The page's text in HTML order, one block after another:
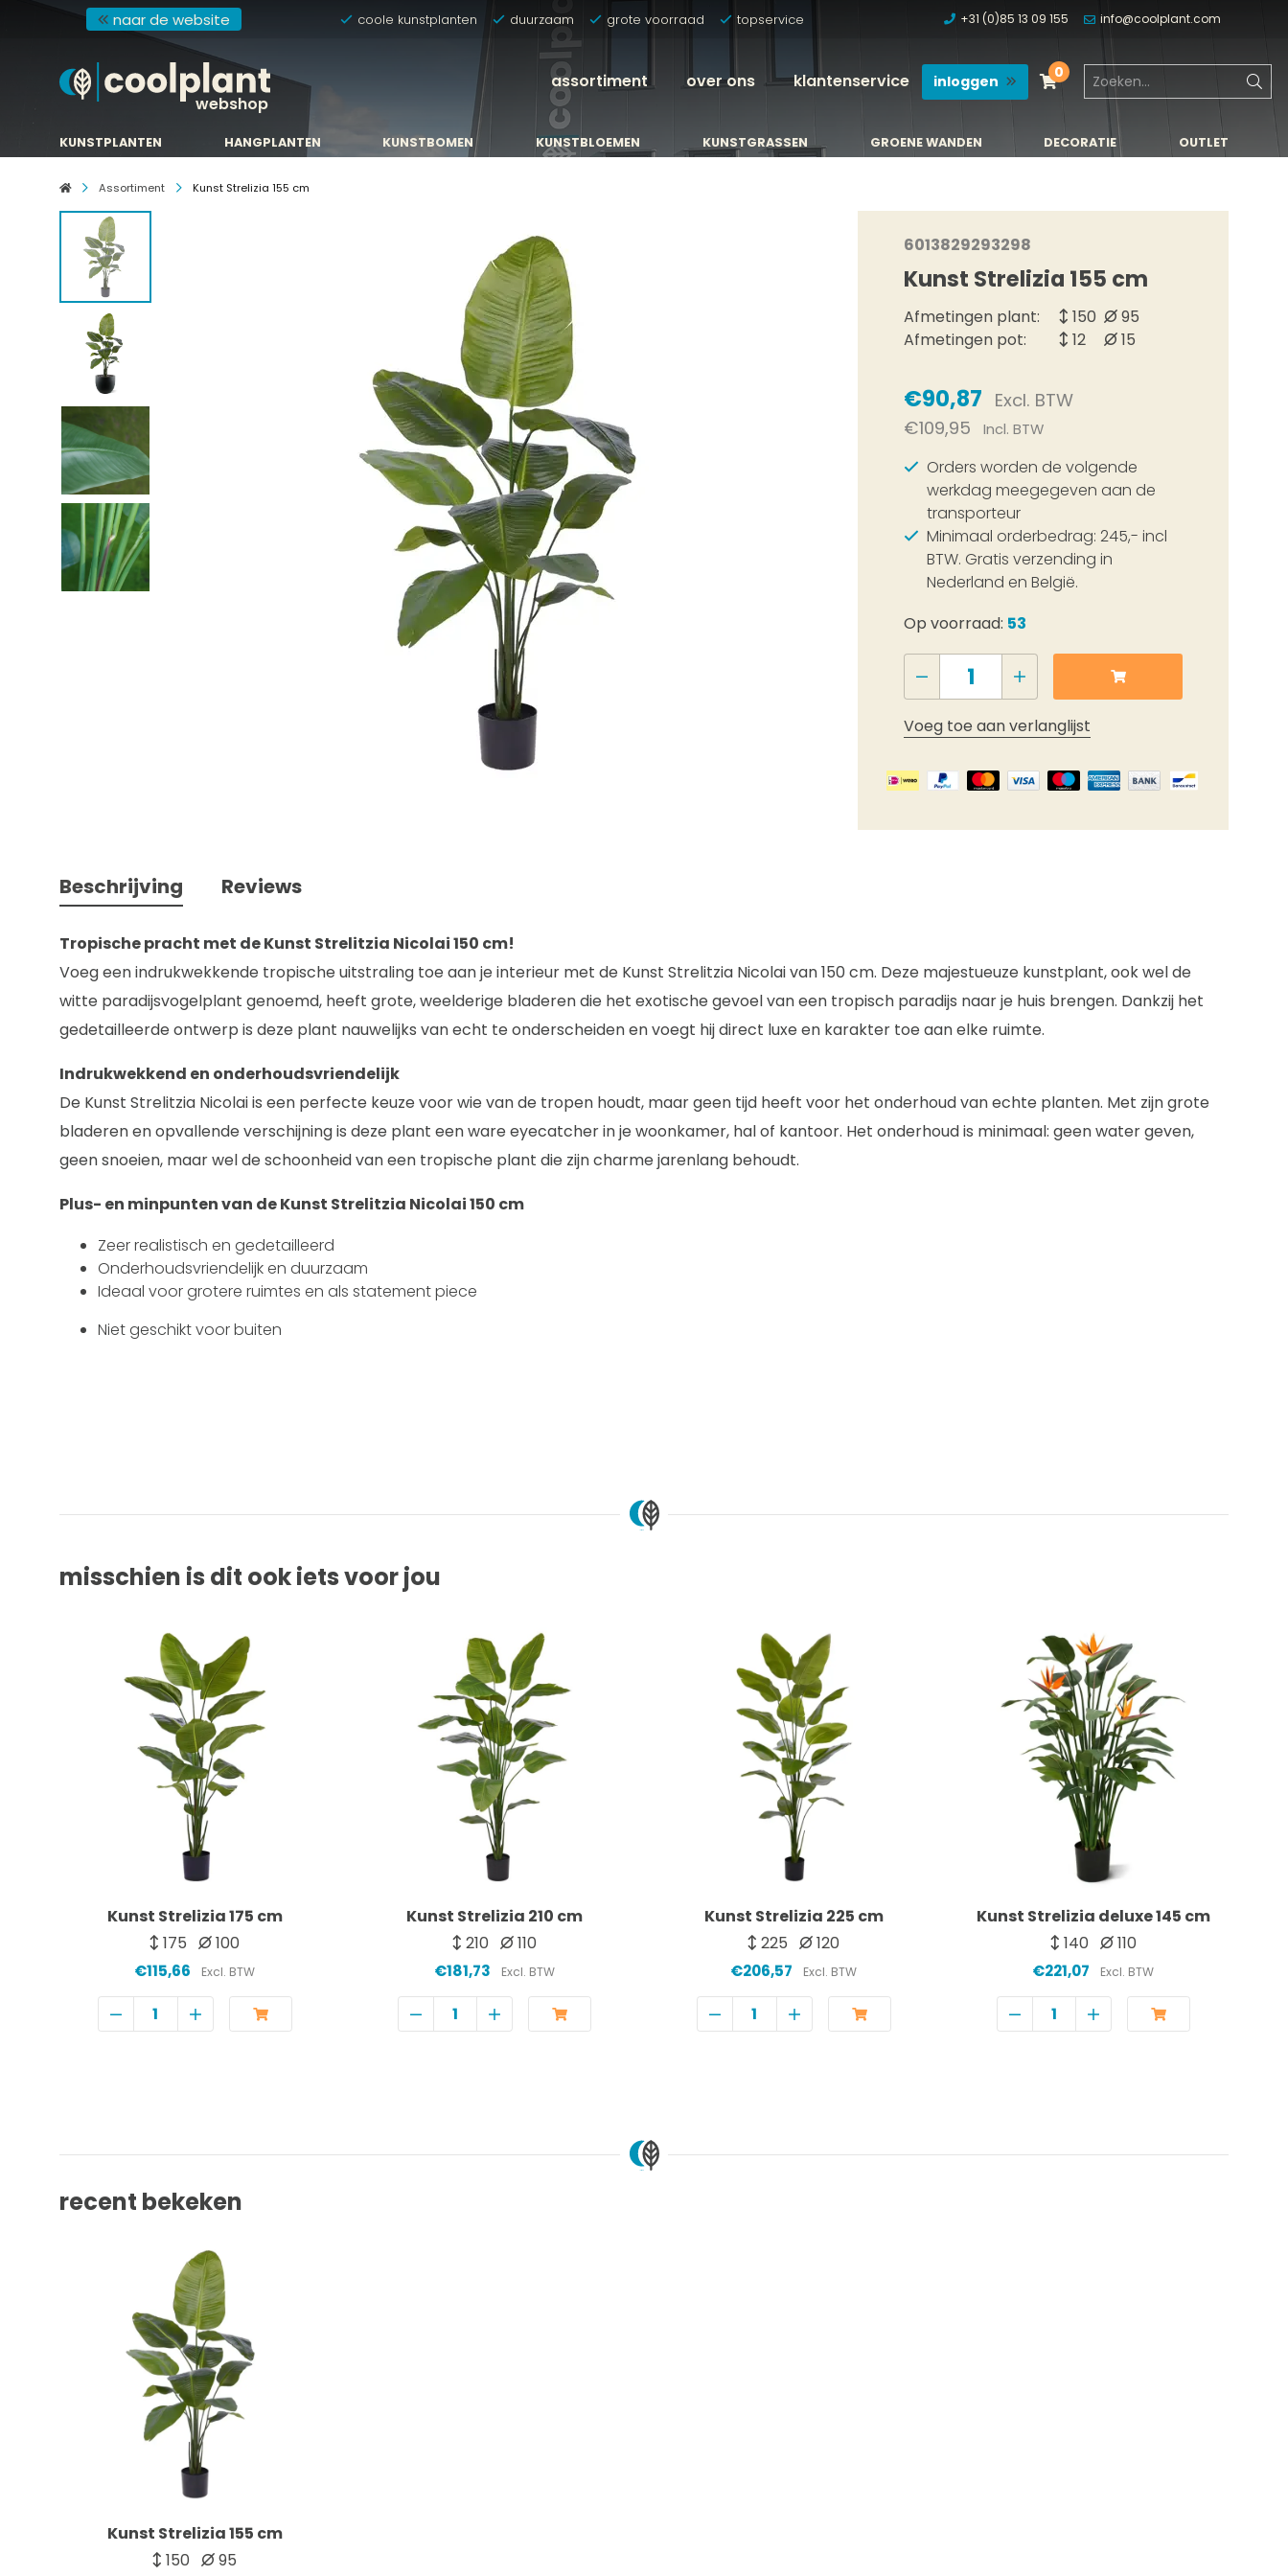
naar de website coole kunstplanten duurzaam grote voorraad topservice +31 (0)85 13 09 155 info@coolplant.com
webshop
assortiment over ons klantenservice inloggen 0
KUNSTPLANTEN HANGPLANTEN KUNSTBOMEN KUNSTBLOEMEN KUNSTGRASSEN GROENE WANDEN DECORATIE OUTLET
KUNSTPLANTEN HANGPLANTEN KUNSTBOMEN KUNSTBLOEMEN KUNSTGRASSEN GROENE WANDEN DECORATIE OUTLET
Assortiment Kunst Strelizia 155 cm
6013829293298
Kunst Strelizia 155 cm
Afmetingen plant: 150
95
Afmetingen pot:
12 15
€90,87 Excl. BTW
€109,95
Incl. BTW
Orders worden de volgende
werkdag meegegeven aan de
transporteur
Minimaal orderbedrag: 245,- incl
BTW. Gratis verzending in
Nederland en België.
Op voorraad: 53
Voeg toe aan verlanglijst
Beschrijving Reviews
Tropische pracht met de Kunst Strelitzia Nicolai 150 cm!
Voeg een indrukwekkende tropische uitstraling toe aan je interieur met de Kunst Strelitzia Nicolai van 150 cm. Deze majestueuze kunstplant, ook wel de
witte paradijsvogelplant genoemd, heeft grote, weelderige bladeren die het exotische gevoel van een tropisch paradijs naar je huis brengen. Dankzij het
gedetailleerde ontwerp is deze plant nauwelijks van echt te onderscheiden en voegt hij direct luxe en karakter toe aan elke ruimte.
Indrukwekkend en onderhoudsvriendelijk
De Kunst Strelitzia Nicolai is een perfecte keuze voor wie van de tropen houdt, maar geen tijd heeft voor het onderhoud van echte planten. Met zijn grote
bladeren en opvallende verschijning is deze plant een ware eyecatcher in je woonkamer, hal of kantoor. Het onderhoud is minimaal: geen water geven,
geen snoeien, maar wel de schoonheid van een tropische plant die zijn charme jarenlang behoudt.
Plus- en minpunten van de Kunst Strelitzia Nicolai 150 cm
Zeer realistisch en gedetailleerd
Onderhoudsvriendelijk en duurzaam
Ideaal voor grotere ruimtes en als statement piece
Niet geschikt voor buiten
misschien is dit ook iets voor jou
Kunst Strelizia 175 cm
175
100
€115,66 Excl. BTW
Kunst Strelizia 210 cm
210
110
€181,73 Excl. BTW
Kunst Strelizia 225 cm
225
120
€206,57 Excl. BTW
Kunst Strelizia deluxe 145 cm
140
110
€221,07 Excl. BTW
recent bekeken
Kunst Strelizia 155 cm
150
95